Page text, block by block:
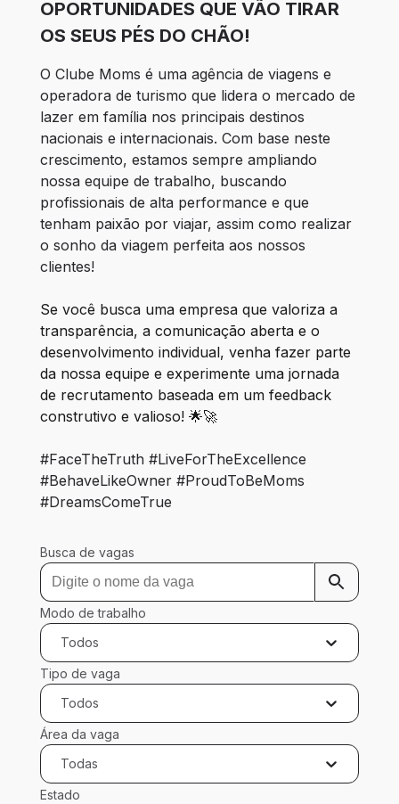
OPORTUNIDADES QUE VÃO TIRAR
OS SEUS PÉS DO CHÃO!
O Clube Moms é uma agência de viagens e
operadora de turismo que lidera o mercado de
lazer em família nos principais destinos
nacionais e internacionais. Com base neste
crescimento, estamos sempre ampliando
nossa equipe de trabalho, buscando
profissionais de alta performance e que
tenham paixão por viajar, assim como realizar
o sonho da viagem perfeita aos nossos
clientes!
Se você busca uma empresa que valoriza a
transparência, a comunicação aberta e o
desenvolvimento individual, venha fazer parte
da nossa equipe e experimente uma jornada
de recrutamento baseada em um feedback
construtivo e valioso! 🌟🚀
#FaceTheTruth #LiveForTheExcellence
#BehaveLikeOwner #ProudToBeMoms
#DreamsComeTrue
Busca de vagas
Modo de trabalho
Todos
Tipo de vaga
Todos
Área da vaga
Todas
Estado